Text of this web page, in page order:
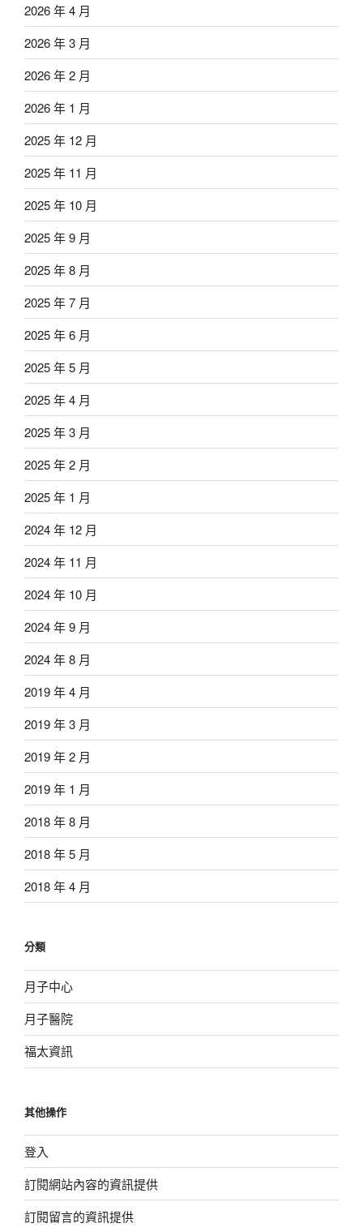
2026 年 4 月
2026 年 3 月
2026 年 2 月
2026 年 1 月
2025 年 12 月
2025 年 11 月
2025 年 10 月
2025 年 9 月
2025 年 8 月
2025 年 7 月
2025 年 6 月
2025 年 5 月
2025 年 4 月
2025 年 3 月
2025 年 2 月
2025 年 1 月
2024 年 12 月
2024 年 11 月
2024 年 10 月
2024 年 9 月
2024 年 8 月
2019 年 4 月
2019 年 3 月
2019 年 2 月
2019 年 1 月
2018 年 8 月
2018 年 5 月
2018 年 4 月
分類
月子中心
月子醫院
福太資訊
其他操作
登入
訂閱網站內容的資訊提供
訂閱留言的資訊提供